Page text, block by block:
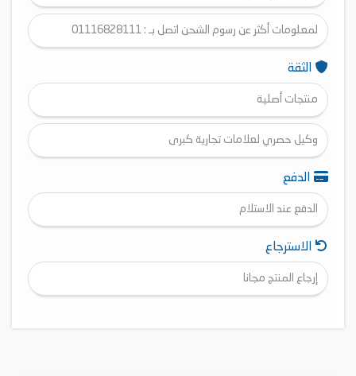
لمعلومات أكثر عن رسوم الشحن اتصل بـ : 01116828111
الثقة
منتجات أصلية
وكيل حصري لعلامات تجارية كبرى
الدفع
الدفع عند الاستلام
الاسترجاع
إرجاع المنتج مجانا